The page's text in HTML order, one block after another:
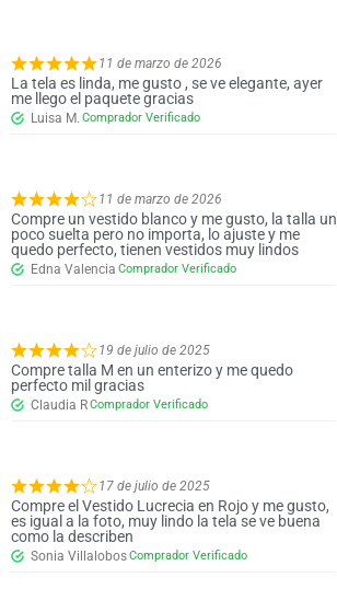
11 de marzo de 2026
La tela es linda, me gusto , se ve elegante, ayer
me llego el paquete gracias
Luisa M.
11 de marzo de 2026
Compre un vestido blanco y me gusto, la talla un
poco suelta pero no importa, lo ajuste y me
quedo perfecto, tienen vestidos muy lindos
Edna Valencia
19 de julio de 2025
Compre talla M en un enterizo y me quedo
perfecto mil gracias
Claudia R
17 de julio de 2025
Compre el Vestido Lucrecia en Rojo y me gusto,
es igual a la foto, muy lindo la tela se ve buena
como la describen
Sonia Villalobos